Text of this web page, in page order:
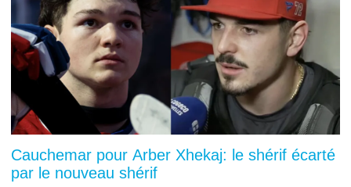
Cauchemar pour Arber Xhekaj: le shérif écarté
par le nouveau shérif